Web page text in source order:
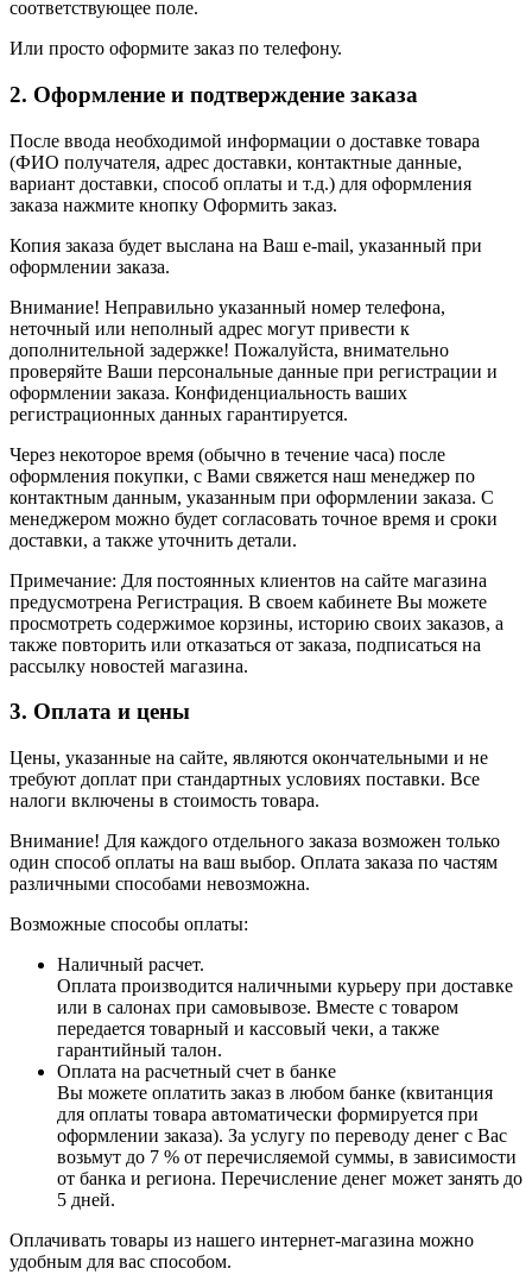
соответствующее поле.
Или просто оформите заказ по телефону.
2. Оформление и подтверждение заказа
После ввода необходимой информации о доставке товара
(ФИО получателя, адрес доставки, контактные данные,
вариант доставки, способ оплаты и т.д.) для оформления
заказа нажмите кнопку Оформить заказ.
Копия заказа будет выслана на Ваш e-mail, указанный при
оформлении заказа.
Внимание! Неправильно указанный номер телефона,
неточный или неполный адрес могут привести к
дополнительной задержке! Пожалуйста, внимательно
проверяйте Ваши персональные данные при регистрации и
оформлении заказа. Конфиденциальность ваших
регистрационных данных гарантируется.
Через некоторое время (обычно в течение часа) после
оформления покупки, с Вами свяжется наш менеджер по
контактным данным, указанным при оформлении заказа. С
менеджером можно будет согласовать точное время и сроки
доставки, а также уточнить детали.
Примечание: Для постоянных клиентов на сайте магазина
предусмотрена Регистрация. В своем кабинете Вы можете
просмотреть содержимое корзины, историю своих заказов, а
также повторить или отказаться от заказа, подписаться на
рассылку новостей магазина.
3. Оплата и цены
Цены, указанные на сайте, являются окончательными и не
требуют доплат при стандартных условиях поставки. Все
налоги включены в стоимость товара.
Внимание! Для каждого отдельного заказа возможен только
один способ оплаты на ваш выбор. Оплата заказа по частям
различными способами невозможна.
Возможные способы оплаты:
Наличный расчет.
Оплата производится наличными курьеру при доставке
или в салонах при самовывозе. Вместе с товаром
передается товарный и кассовый чеки, а также
гарантийный талон.
Оплата на расчетный счет в банке
Вы можете оплатить заказ в любом банке (квитанция
для оплаты товара автоматически формируется при
оформлении заказа). За услугу по переводу денег с Вас
возьмут до 7 % от перечисляемой суммы, в зависимости
от банка и региона. Перечисление денег может занять до
5 дней.
Оплачивать товары из нашего интернет-магазина можно
удобным для вас способом.